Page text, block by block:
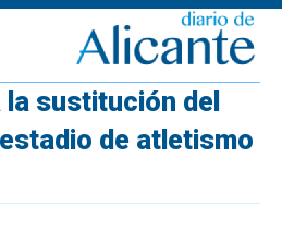
sustitución del
de atletismo